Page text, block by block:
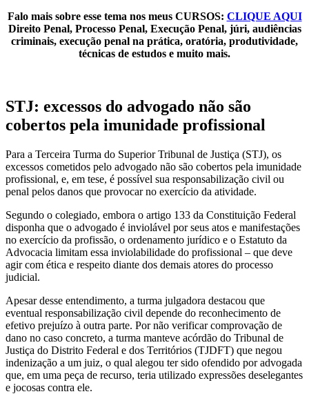
Falo mais sobre esse tema nos meus CURSOS: CLIQUE AQUI
Direito Penal, Processo Penal, Execução Penal, júri, audiências
criminais, execução penal na prática, oratória, produtividade,
técnicas de estudos e muito mais.
STJ: excessos do advogado não são
cobertos pela imunidade profissional
​Para a Terceira Turma do Superior Tribunal de Justiça (STJ), os
excessos cometidos pelo advogado não são cobertos pela imunidade
profissional, e, em tese, é possível sua responsabilização civil ou
penal pelos danos que provocar no exercício da atividade.
Segundo o colegiado, embora o artigo 133 da Constituição Federal
disponha que o advogado é inviolável por seus atos e manifestações
no exercício da profissão, o ordenamento jurídico e o Estatuto da
Advocacia limitam essa inviolabilidade do profissional – que deve
agir com ética e respeito diante dos demais atores do processo
judicial.
Apesar desse entendimento, a turma julgadora destacou que
eventual responsabilização civil depende do reconhecimento de
efetivo prejuízo à outra parte. Por não verificar comprovação de
dano no caso concreto, a turma manteve acórdão do Tribunal de
Justiça do Distrito Federal e dos Territórios (TJDFT) que negou
indenização a um juiz, o qual alegou ter sido ofendido por advogada
que, em uma peça de recurso, teria utilizado expressões deselegantes
e jocosas contra ele.